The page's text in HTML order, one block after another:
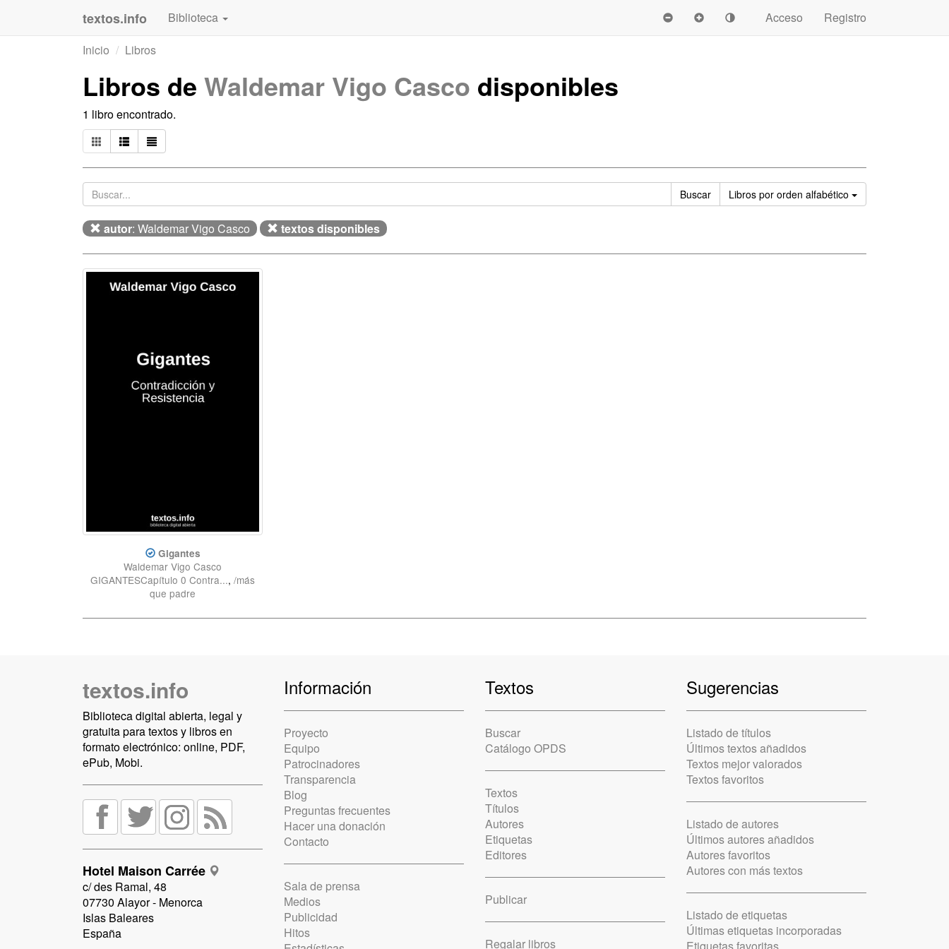
textos.info Biblioteca Acceso
Registro
Inicio
Libros
Libros de Waldemar Vigo Casco disponibles
1 libro encontrado.
Buscar Libros por orden alfabético Ordenar
autor: Waldemar Vigo Casco textos disponibles
Gigantes
Waldemar Vigo Casco
GIGANTESCapítulo 0 Contra..., /más
que padre
textos.info
Biblioteca digital abierta, legal y
gratuita para textos y libros en
formato electrónico: online, PDF,
ePub, Mobi.
Hotel Maison Carrée
c/ des Ramal, 48
07730 Alayor - Menorca
Islas Baleares
España
Información
Proyecto
Equipo
Patrocinadores
Transparencia
Blog
Preguntas frecuentes
Hacer una donación
Contacto
Sala de prensa
Medios
Publicidad
Hitos
Textos
Buscar
Catálogo OPDS
Textos
Títulos
Autores
Etiquetas
Editores
Publicar
Regalar libros
Sugerencias
Listado de títulos
Últimos textos añadidos
Textos mejor valorados
Textos favoritos
Listado de autores
Últimos autores añadidos
Autores favoritos
Autores con más textos
Listado de etiquetas
Últimas etiquetas incorporadas